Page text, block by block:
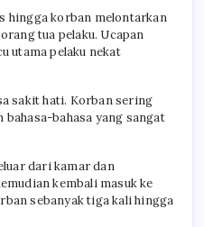
hingga korban melontarkan
tua pelaku. Ucapan
utama pelaku nekat
sakit hati. Korban sering
bahasa-bahasa yang sangat
dari kamar dan
kembali masuk ke
sebanyak tiga kali hingga